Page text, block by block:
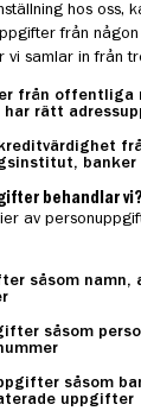
hos oss,
från
vi samlar in från
från offentliga
har rätt
behandlar vi?
av
såsom namn,
såsom
såsom
uppgifter